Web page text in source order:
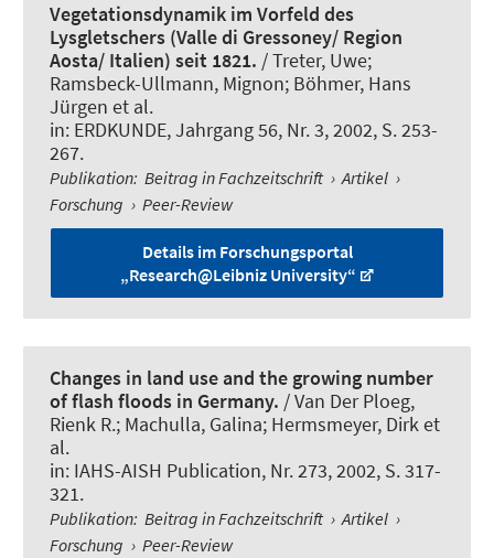
Vegetationsdynamik im Vorfeld des
Lysgletschers (Valle di Gressoney/ Region
Aosta/ Italien) seit 1821. / Treter, Uwe;
Ramsbeck-Ullmann, Mignon; Böhmer, Hans
Jürgen et al.
in: ERDKUNDE, Jahrgang 56, Nr. 3, 2002, S. 253-
267.
Publikation: Beitrag in Fachzeitschrift › Artikel ›
Forschung › Peer-Review
Details im Forschungsportal
„Research@Leibniz University“
Changes in land use and the growing number
of flash floods in Germany. / Van Der Ploeg,
Rienk R.; Machulla, Galina; Hermsmeyer, Dirk et
al.
in: IAHS-AISH Publication, Nr. 273, 2002, S. 317-
321.
Publikation: Beitrag in Fachzeitschrift › Artikel ›
Forschung › Peer-Review